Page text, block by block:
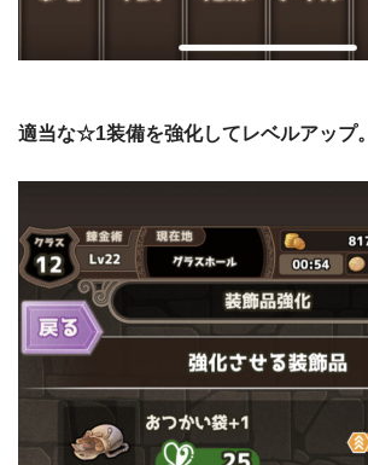
適当な☆1装備を強化してレベルアップ。